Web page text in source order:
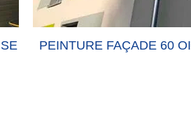
PEINTURE FAÇADE 60 OISE